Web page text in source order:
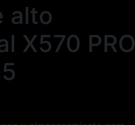
alto
X570 PRO